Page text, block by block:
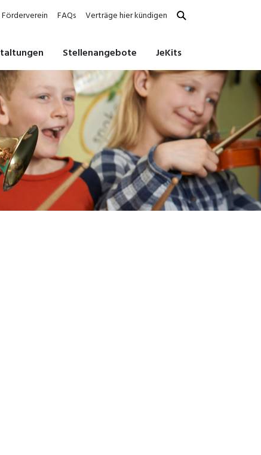
Verträge hier kündigen
FAQs
Förderverein
Stellenangebote JeKits